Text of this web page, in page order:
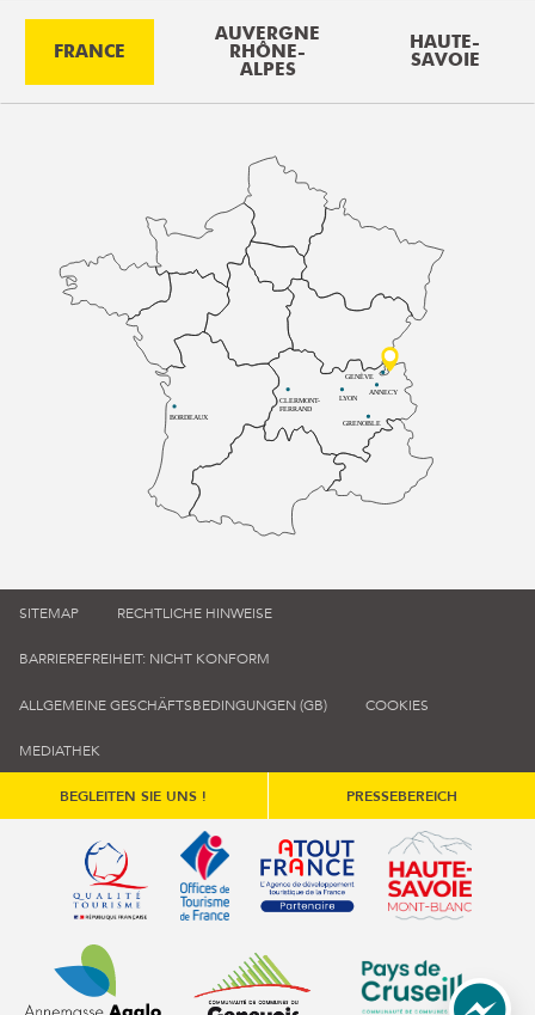
FRANCE
AUVERGNE
RHÔNE-
ALPES
HAUTE-
SAVOIE
BORDEAUX
CLERMONT-
FERRAND
LYON
ANNECY
GRENOBLE
GENÈVE
SITEMAP RECHTLICHE HINWEISE
BARRIEREFREIHEIT: NICHT KONFORM
ALLGEMEINE GESCHÄFTSBEDINGUNGEN (GB) COOKIES
MEDIATHEK
BEGLEITEN SIE UNS ! PRESSEBEREICH
Qualité tourisme (s'ouvre dans une nouvelle fenêtre)
Office de tourisme de France (s'ouvre
Atout France (s'ouvre dans
Annemasse Agglo (s'ouvre dans une nouvelle fenêtre)
Communauté de communes du
Communauté de